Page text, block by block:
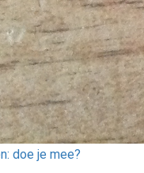
doe je mee?